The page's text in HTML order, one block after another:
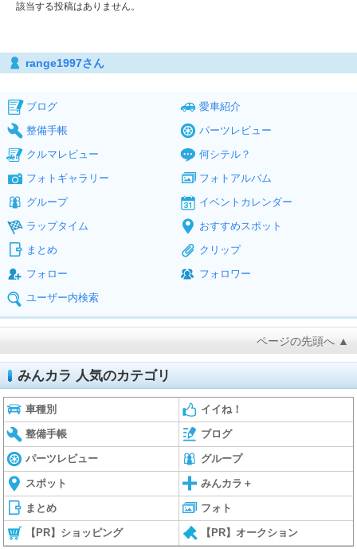
該当する投稿はありません。
range1997さん
ブログ
愛車紹介
整備手帳
パーツレビュー
クルマレビュー
何シテル？
フォトギャラリー
フォトアルバム
グループ
イベントカレンダー
ラップタイム
おすすめスポット
まとめ
クリップ
フォロー
フォロワー
ユーザー内検索
ページの先頭へ ▲
みんカラ 人気のカテゴリ
車種別 イイね！
整備手帳 ブログ
パーツレビュー グループ
スポット みんカラ＋
まとめ フォト
【PR】ショッピング 【PR】オークション